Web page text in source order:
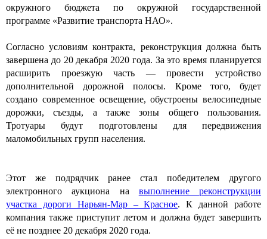
окружного бюджета по окружной государственной
программе «Развитие транспорта НАО».
Согласно условиям контракта, реконструкция должна быть
завершена до 20 декабря 2020 года. За это время планируется
расширить проезжую часть — провести устройство
дополнительной дорожной полосы. Кроме того, будет
создано современное освещение, обустроены велосипедные
дорожки, съезды, а также зоны общего пользования.
Тротуары будут подготовлены для передвижения
маломобильных групп населения.
Этот же подрядчик ранее стал победителем другого
электронного аукциона на выполнение реконструкции
участка дороги Нарьян-Мар – Красное. К данной работе
компания также приступит летом и должна будет завершить
её не позднее 20 декабря 2020 года.